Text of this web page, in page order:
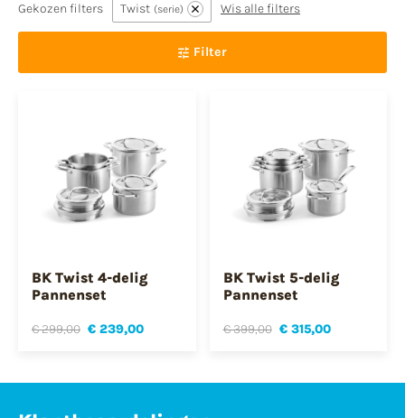
Gekozen filters Twist serie Wis alle filters
Filter
BK Twist 4-delig
Pannenset
€ 299,00 € 239,00
BK Twist 5-delig
Pannenset
€ 399,00 € 315,00